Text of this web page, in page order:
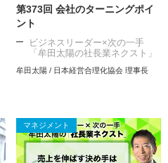
第373回 会社のターニングポイ
ント
ビジネスリーダー×次の一手
「牟田太陽の社長業ネクスト」
牟田太陽 / 日本経営合理化協会 理事長
マネジメント